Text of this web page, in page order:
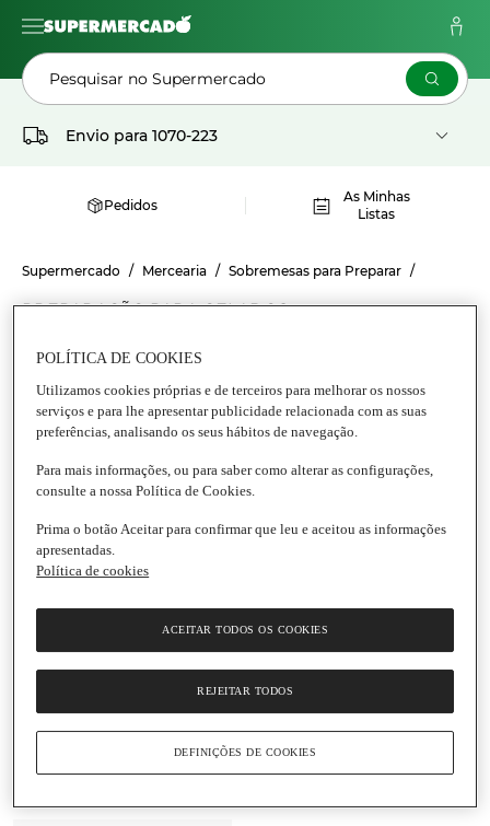
Pesquisar no Supermercado
Envio para 1070-223
Pedidos
As Minhas
Listas
Supermercado Mercearia Sobremesas para Preparar
PREPARAÇÃO PARA GELADOS
Preparação para Gelados
Adicionar
19,55 € / Kg
5.0 (1)
2,53 €
33,73 € / Kg
Embalagem
POLÍTICA DE COOKIES
Utilizamos cookies próprias e de terceiros para melhorar os nossos
serviços e para lhe apresentar publicidade relacionada com as suas
preferências, analisando os seus hábitos de navegação.
Para mais informações, ou para saber como alterar as configurações,
consulte a nossa Política de Cookies.
Prima o botão Aceitar para confirmar que leu e aceitou as informações
apresentadas.
Política de cookies
REJEITAR TODOS
ACEITAR TODOS OS COOKIES
DEFINIÇÕES DE COOKIES